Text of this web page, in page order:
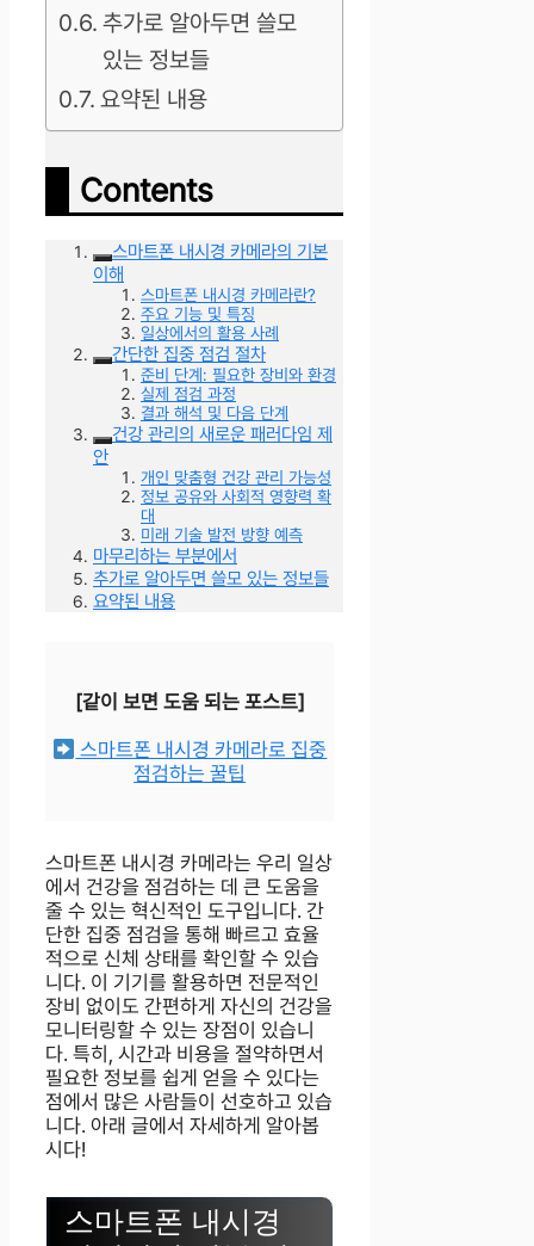
추가로 알아두면 쓸모
있는 정보들
요약된 내용
Contents
스마트폰 내시경 카메라의 기본
이해
스마트폰 내시경 카메라란?
주요 기능 및 특징
일상에서의 활용 사례
간단한 집중 점검 절차
준비 단계: 필요한 장비와 환경
실제 점검 과정
결과 해석 및 다음 단계
건강 관리의 새로운 패러다임 제
안
개인 맞춤형 건강 관리 가능성
정보 공유와 사회적 영향력 확
대
미래 기술 발전 방향 예측
마무리하는 부분에서
추가로 알아두면 쓸모 있는 정보들
요약된 내용
[같이 보면 도움 되는 포스트]
스마트폰 내시경 카메라로 집중
점검하는 꿀팁
스마트폰 내시경 카메라는 우리 일상
에서 건강을 점검하는 데 큰 도움을
줄 수 있는 혁신적인 도구입니다. 간
단한 집중 점검을 통해 빠르고 효율
적으로 신체 상태를 확인할 수 있습
니다. 이 기기를 활용하면 전문적인
장비 없이도 간편하게 자신의 건강을
모니터링할 수 있는 장점이 있습니
다. 특히, 시간과 비용을 절약하면서
필요한 정보를 쉽게 얻을 수 있다는
점에서 많은 사람들이 선호하고 있습
니다. 아래 글에서 자세하게 알아봅
시다!
스마트폰 내시경